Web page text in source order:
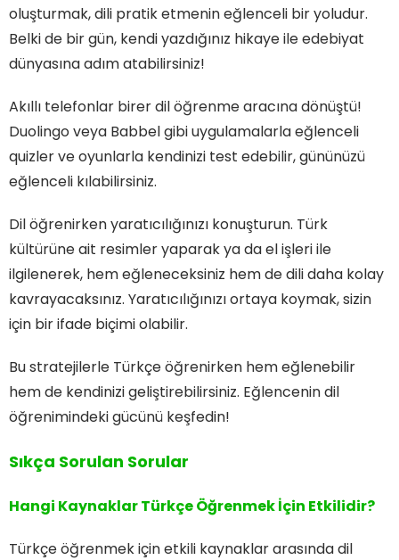
oluşturmak, dili pratik etmenin eğlenceli bir yoludur.
Belki de bir gün, kendi yazdığınız hikaye ile edebiyat
dünyasına adım atabilirsiniz!
Akıllı telefonlar birer dil öğrenme aracına dönüştü!
Duolingo veya Babbel gibi uygulamalarla eğlenceli
quizler ve oyunlarla kendinizi test edebilir, gününüzü
eğlenceli kılabilirsiniz.
Dil öğrenirken yaratıcılığınızı konuşturun. Türk
kültürüne ait resimler yaparak ya da el işleri ile
ilgilenerek, hem eğleneceksiniz hem de dili daha kolay
kavrayacaksınız. Yaratıcılığınızı ortaya koymak, sizin
için bir ifade biçimi olabilir.
Bu stratejilerle Türkçe öğrenirken hem eğlenebilir
hem de kendinizi geliştirebilirsiniz. Eğlencenin dil
öğrenimindeki gücünü keşfedin!
Sıkça Sorulan Sorular
Hangi Kaynaklar Türkçe Öğrenmek İçin Etkilidir?
Türkçe öğrenmek için etkili kaynaklar arasında dil